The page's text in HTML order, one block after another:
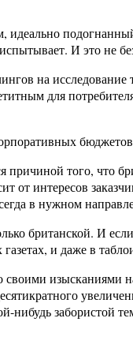
И это не
на
для
причиной того,
интересов
в нужном
британской. И
и даже в
своими
забористой